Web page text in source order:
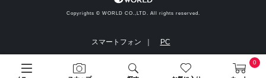
0
Copyrights © WORLD CO.,LTD. All rights reserved.
スマートフォン ｜ PC